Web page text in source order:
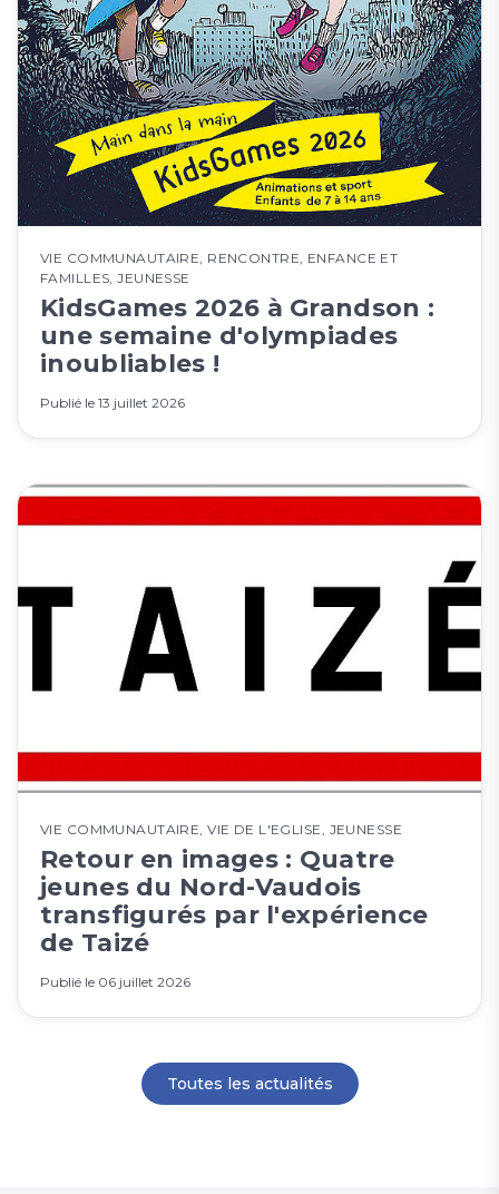
VIE COMMUNAUTAIRE RENCONTRE ENFANCE ET
FAMILLES ,JEUNESSE
KidsGames 2026 à Grandson :
une semaine d'olympiades
inoubliables !
Publié le 13 juillet 2026
VIE COMMUNAUTAIRE ,VIE DE L'EGLISE JEUNESSE
Retour en images : Quatre
jeunes du Nord-Vaudois
transfigurés par l'expérience
de Taizé
Publié le 06 juillet 2026
Toutes les actualités